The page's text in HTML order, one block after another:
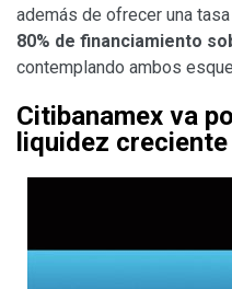
además de ofrecer una
80% de financiamiento
contemplando ambos
Citibanamex va
liquidez creciente